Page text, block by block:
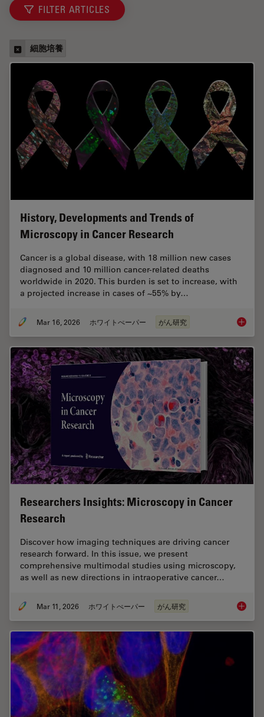
FILTER ARTICLES
細胞培養
History, Developments and Trends of
Microscopy in Cancer Research
Cancer is a global disease, with 18 million new cases
diagnosed and 10 million cancer-related deaths
worldwide in 2020. This burden is set to increase, with
a projected increase in cases of ~55% by…
Mar 16, 2026 ホワイトぺーパー がん研究
Researchers Insights: Microscopy in Cancer
Research
Discover how imaging techniques are driving cancer
research forward. In this issue, we present
comprehensive multimodal studies using microscopy,
as well as new directions in intraoperative cancer…
Mar 11, 2026 ホワイトぺーパー がん研究